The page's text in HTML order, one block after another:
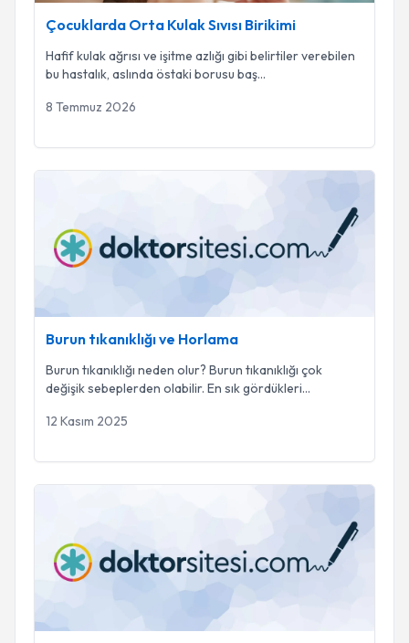
Çocuklarda Orta Kulak Sıvısı Birikimi
Hafif kulak ağrısı ve işitme azlığı gibi belirtiler verebilen
bu hastalık, aslında östaki borusu baş...
8 Temmuz 2026
Burun tıkanıklığı ve Horlama
Burun tıkanıklığı neden olur? Burun tıkanıklığı çok
değişik sebeplerden olabilir. En sık gördükleri...
12 Kasım 2025